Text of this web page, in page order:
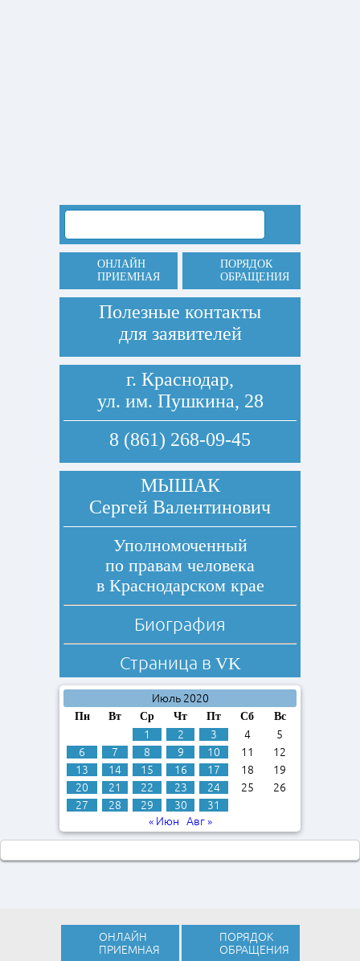
ОНЛАЙН
ПРИЕМНАЯ
ПОРЯДОК
ОБРАЩЕНИЯ
Полезные контакты
для заявителей
г. Краснодар,
ул. им. Пушкина, 28
8 (861) 268-09-45
МЫШАК
Сергей Валентинович
Уполномоченный
по правам человека
в Краснодарском крае
Биография
Страница в VK
Июль 2020
Пн Вт Ср Чт Пт Сб Вс
1 2 3 4
5
6
7 8 9 10 11
12
13
14 15 16 17 18
19
20
21 22 23 24 25
26
27
28 29 30
31
« Июн
Авг »
ОНЛАЙН
ПРИЕМНАЯ
ПОРЯДОК
ОБРАЩЕНИЯ